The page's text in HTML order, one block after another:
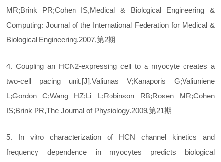
MR;Brink PR;Cohen IS,Medical & Biological Engineering &
Computing: Journal of the International Federation for Medical &
Biological Engineering.2007,第2期
4. Coupling an HCN2-expressing cell to a myocyte creates a
two-cell pacing unit.[J].Valiunas V;Kanaporis G;Valiuniene
L;Gordon C;Wang HZ;Li L;Robinson RB;Rosen MR;Cohen
IS;Brink PR,The Journal of Physiology.2009,第21期
5. In vitro characterization of HCN channel kinetics and
frequency dependence in myocytes predicts biological